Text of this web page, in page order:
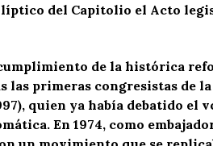
Elíptico del Capitolio el Acto
de la histórica
las primeras congresistas de
quien ya había debatido el
En 1974, como